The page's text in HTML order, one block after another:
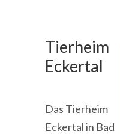
Tierheim
Eckertal
Das Tierheim
Eckertal in Bad